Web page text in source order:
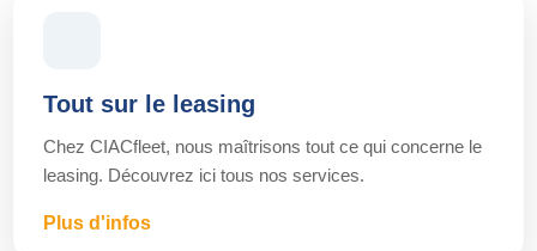
Tout sur le leasing
Chez CIACfleet, nous maîtrisons tout ce qui concerne le
leasing. Découvrez ici tous nos services.
Plus d'infos